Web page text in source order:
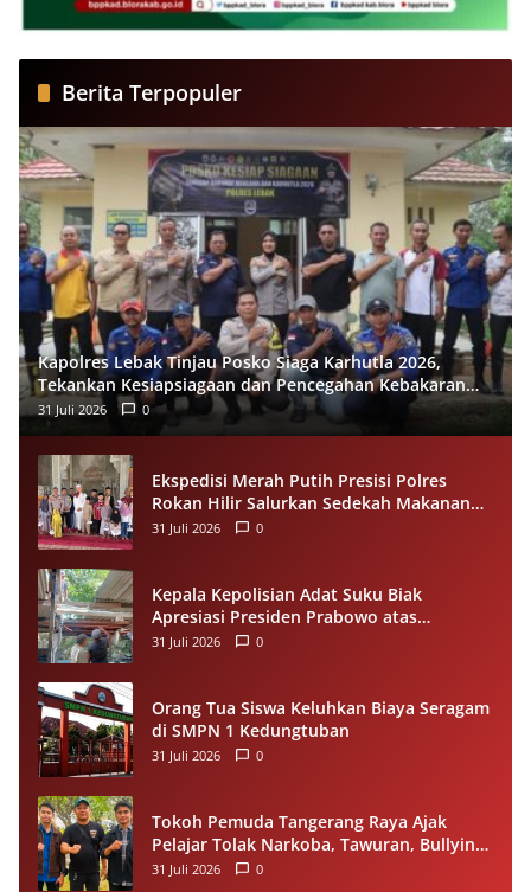
Berita Terpopuler
Kapolres Lebak Tinjau Posko Siaga Karhutla 2026,
Tekankan Kesiapsiagaan dan Pencegahan Kebakaran
Hutan
31 Juli 2026 0
Ekspedisi Merah Putih Presisi Polres
Rokan Hilir Salurkan Sedekah Makanan
untuk Anak Yatim di Panipahan
31 Juli 2026 0
Kepala Kepolisian Adat Suku Biak
Apresiasi Presiden Prabowo atas
Renovasi Rumah Singgah Pasar Boswesen
31 Juli 2026 0
Orang Tua Siswa Keluhkan Biaya Seragam
di SMPN 1 Kedungtuban
31 Juli 2026 0
Tokoh Pemuda Tangerang Raya Ajak
Pelajar Tolak Narkoba, Tawuran, Bullying
dan Miras
31 Juli 2026 0